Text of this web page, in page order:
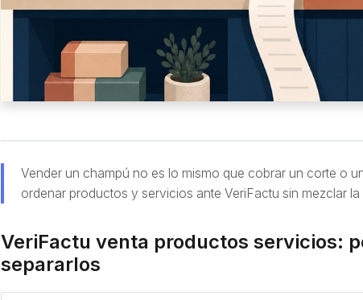
Vender un champú no es lo mismo que cobrar un corte o
ordenar productos y servicios ante VeriFactu sin mezclar la
VeriFactu venta productos servicios:
separarlos